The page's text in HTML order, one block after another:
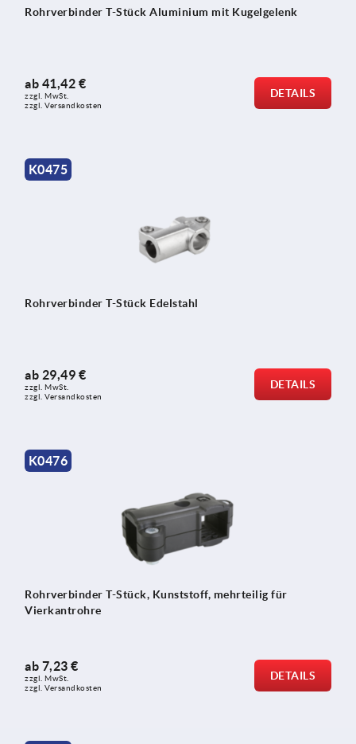
Rohrverbinder T-Stück Aluminium mit Kugelgelenk
ab 41,42 €
zzgl. MwSt.
zzgl. Versandkosten
DETAILS
K0475
Rohrverbinder T-Stück Edelstahl
ab 29,49 €
zzgl. MwSt.
zzgl. Versandkosten
DETAILS
K0476
Rohrverbinder T-Stück, Kunststoff, mehrteilig für
Vierkantrohre
ab 7,23 €
zzgl. MwSt.
zzgl. Versandkosten
DETAILS